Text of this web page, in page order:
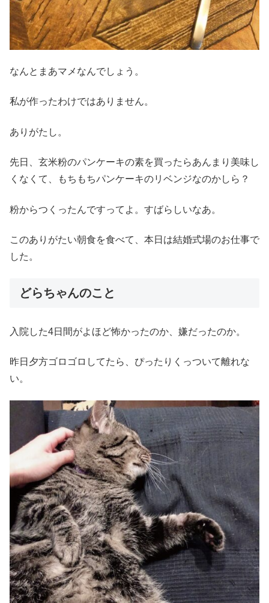
なんとまあマメなんでしょう。
私が作ったわけではありません。
ありがたし。
先日、玄米粉のパンケーキの素を買ったらあんまり美味し
くなくて、もちもちパンケーキのリベンジなのかしら？
粉からつくったんですってよ。すばらしいなあ。
このありがたい朝食を食べて、本日は結婚式場のお仕事で
した。
どらちゃんのこと
入院した4日間がよほど怖かったのか、嫌だったのか。
昨日夕方ゴロゴロしてたら、ぴったりくっついて離れな
い。